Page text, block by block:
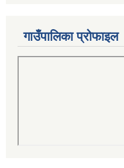
गाउँपालिका प्रोफाइल